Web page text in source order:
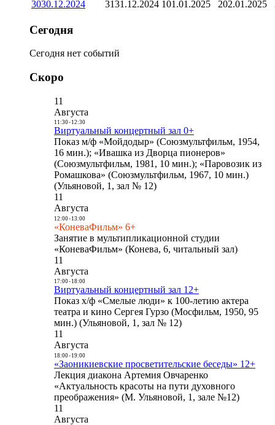
3030.12.2024 3131.12.2024 101.01.2025 202.01.2025
Сегодня
Сегодня нет событий
Скоро
11
Августа
11:30- 12:30
Виртуальный концертный зал 0+
Показ м/ф «Мойдодыр» (Союзмультфильм, 1954,
16 мин.); «Ивашка из Дворца пионеров»
(Союзмультфильм, 1981, 10 мин.); «Паровозик из
Ромашкова» (Союзмультфильм, 1967, 10 мин.)
(Ульяновой, 1, зал № 12)
11
Августа
12:00- 13:00
«КоневаФильм» 6+
Занятие в мультипликационной студии
«КоневаФильм» (Конева, 6, читальный зал)
11
Августа
17:00- 18:00
Виртуальный концертный зал 12+
Показ х/ф «Смелые люди» к 100-летию актера
театра и кино Сергея Гурзо (Мосфильм, 1950, 95
мин.) (Ульяновой, 1, зал № 12)
11
Августа
18:00- 19:00
«Заоникиевские просветительские беседы» 12+
Лекция диакона Артемия Овчаренко
«Актуальность красоты на пути духовного
преображения» (М. Ульяновой, 1, зале №12)
11
Августа